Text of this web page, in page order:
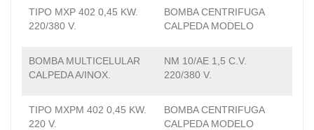
TIPO MXP 402 0,45 KW.
220/380 V.
BOMBA CENTRIFUGA
CALPEDA MODELO
BOMBA MULTICELULAR
CALPEDA A/INOX.
NM 10/AE 1,5 C.V.
220/380 V.
TIPO MXPM 402 0,45 KW.
220 V.
BOMBA CENTRIFUGA
CALPEDA MODELO